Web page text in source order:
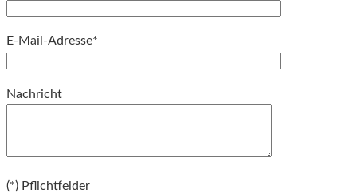
E-Mail-Adresse*
Nachricht
(*) Pflichtfelder